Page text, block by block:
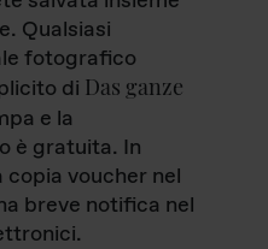
Qualsiasi
fotografico
di Das ganze
e la
è gratuita. In
voucher nel
breve notifica nel